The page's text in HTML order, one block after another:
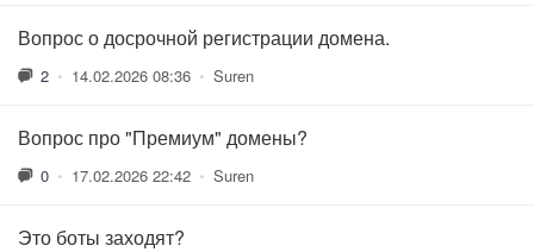
Вопрос о досрочной регистрации домена.
2 • 14.02.2026 08:36 • Suren
Вопрос про "Премиум" домены?
0 • 17.02.2026 22:42 • Suren
Это боты заходят?